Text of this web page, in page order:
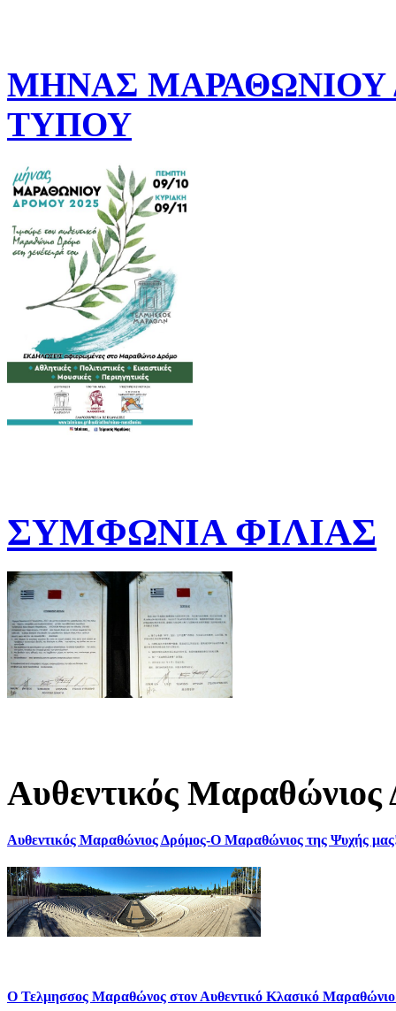
ΜΗΝΑΣ ΜΑΡΑΘΩΝΙΟΥ
ΤΥΠΟΥ
ΣΥΜΦΩΝΙΑ ΦΙΛΙΑΣ
Αυθεντικός Μαραθώνιος
Αυθεντικός Μαραθώνιος Δρόμος-Ο Μαραθώνιος της Ψυχής
Ο Τελμησσος Μαραθώνος στον Αυθεντικό Κλασικό